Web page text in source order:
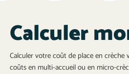
Calculer
Calculer votre coût de place en crèche
coûts en multi-accueil ou en micro-